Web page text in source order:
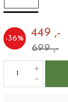
-36% 449 ,-
699 ,-